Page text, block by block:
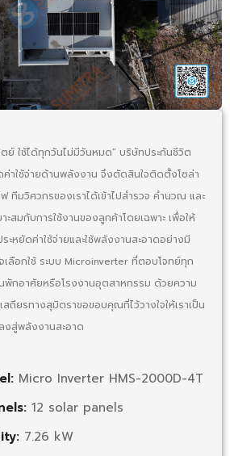
ย์ ใช้ได้ทุกวันไม่มีวันหมด” บริษัทประกันชีวิต
าใช้จ่ายด้านพลังงาน จึงตัดสินใจติดตั้งโซล่า
ทีมวิศวกรของเราได้เข้าไปสำรวจ คำนวณ และ
ะสมกับการใช้งานของลูกค้าโดยเฉพาะ เพื่อให้
ะหยัดค่าใช้จ่ายและใช้พลังงานสะอาดอย่างมี
เลือกใช้ ระบบ Microinverter ที่ตอบโจทย์ทุก
พักอาศัยหรือโรงงานอุตสาหกรรม ด้วยความ
ถียรทางสุมิตราขอขอบคุณที่ไว้วางใจให้เราเป็น
งสู่พลังงานสะอาด
Micro Inverter HMS-2000D-4T
12 solar panels
7.26 kW